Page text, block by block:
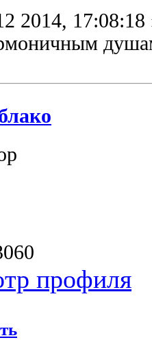
2014, 17:08:18